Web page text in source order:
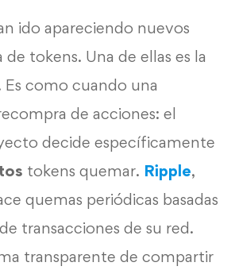
ido apareciendo nuevos
tokens. Una de ellas es la
Es como cuando una
de acciones: el
decide específicamente
tokens quemar. Ripple,
quemas periódicas basadas
transacciones de su red.
transparente de compartir